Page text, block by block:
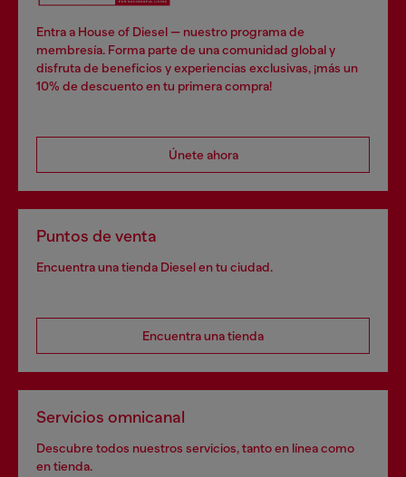
Entra a House of Diesel — nuestro programa de
membresía. Forma parte de una comunidad global y
disfruta de beneficios y experiencias exclusivas, ¡más un
10% de descuento en tu primera compra!
Únete ahora
Puntos de venta
Encuentra una tienda Diesel en tu ciudad.
Encuentra una tienda
Servicios omnicanal
Descubre todos nuestros servicios, tanto en línea como
en tienda.